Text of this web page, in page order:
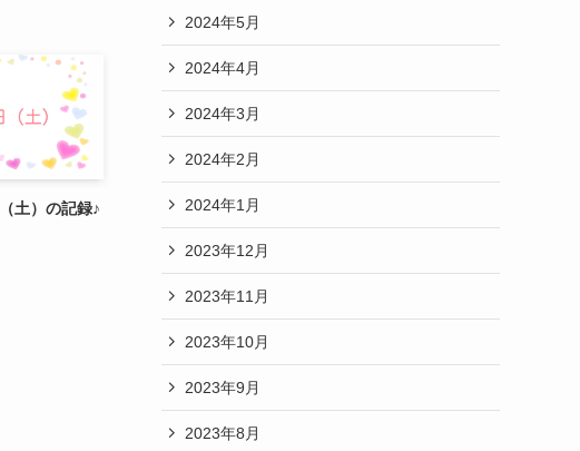
土）の記録♪
2024年5月
2024年4月
2024年3月
2024年2月
2024年1月
2023年12月
2023年11月
2023年10月
2023年9月
2023年8月